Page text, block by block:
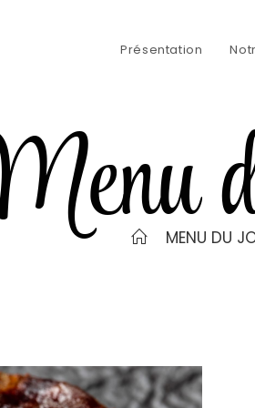
Présentation
MENU DU